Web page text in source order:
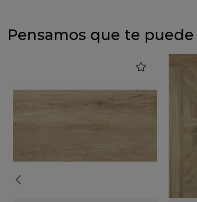
Pensamos que te
favorite